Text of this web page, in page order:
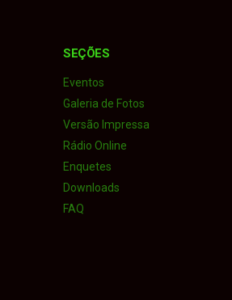
SEÇÕES
Eventos
Galeria de Fotos
Versão Impressa
Rádio Online
Enquetes
Downloads
FAQ